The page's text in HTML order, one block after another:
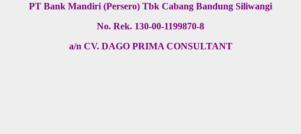
PT Bank Mandiri (Persero) Tbk Cabang Bandung Siliwangi
No. Rek. 130-00-1199870-8
a/n CV. DAGO PRIMA CONSULTANT